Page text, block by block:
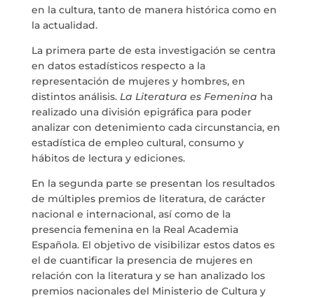
EN NUESTROS OBJETIVOS
porDigital
porDulce Xerach
info@crowplan.com
922 28 00 28
en la cultura, tanto de manera histórica como en
la actualidad.
La primera parte de esta investigación se centra
en datos estadísticos respecto a la
representación de mujeres y hombres, en
distintos análisis. La Literatura es Femenina ha
realizado una división epigráfica para poder
analizar con detenimiento cada circunstancia, en
estadística de empleo cultural, consumo y
hábitos de lectura y ediciones.
En la segunda parte se presentan los resultados
de múltiples premios de literatura, de carácter
nacional e internacional, así como de la
presencia femenina en la Real Academia
Española. El objetivo de visibilizar estos datos es
el de cuantificar la presencia de mujeres en
relación con la literatura y se han analizado los
premios nacionales del Ministerio de Cultura y